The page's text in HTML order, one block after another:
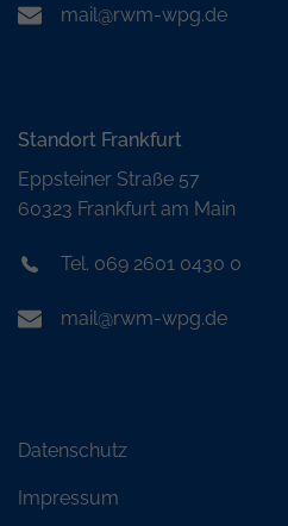
mail@rwm-wpg.de
Standort Frankfurt
Eppsteiner Straße 57
60323 Frankfurt am Main
Tel. 069 2601 0430 0
mail@rwm-wpg.de
Datenschutz
Impressum